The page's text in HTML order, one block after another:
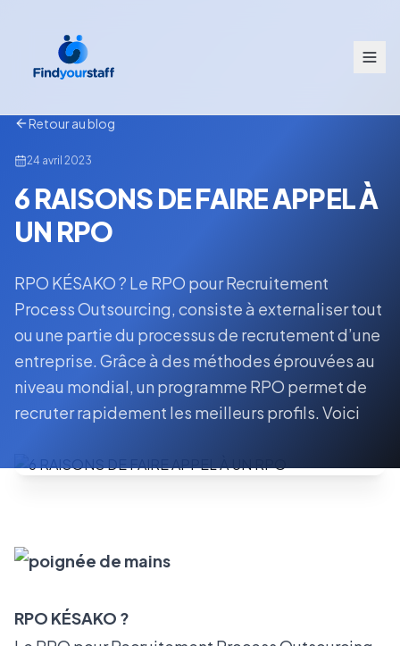
Retour au blog
24 avril 2023
6 RAISONS DE FAIRE APPEL À
UN RPO
RPO KÉSAKO ? Le RPO pour Recruitement
Process Outsourcing, consiste à externaliser tout
ou une partie du processus de recrutement d’une
entreprise. Grâce à des méthodes éprouvées au
niveau mondial, un programme RPO permet de
recruter rapidement les meilleurs profils. Voici
RPO KÉSAKO ?